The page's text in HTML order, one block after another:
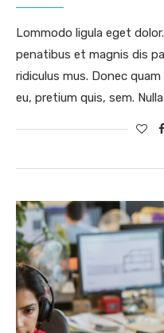
Lommodo ligula eget
penatibus et magnis dis
ridiculus mus. Donec
eu, pretium quis, sem.